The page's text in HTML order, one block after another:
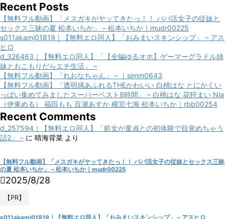
Recent Posts
【無料フル動画】「メスガキがヤッてきたっ！！ パパ活女子の従妹と
セックス三昧の夏 松本いちか」 – 松本いちか｜mudr00225
s011akamj01819｜【無料エロ同人】「おみまいスキンシップ」 – アス
ヒロ
d_326463｜【無料エロ同人】「【全編ゆるオホ】ゲーマーグラドル姉
妹とおこもりだらエチ生活」 –
【無料フル動画】「れおなちゃん」 – ｜simm0643
【無料フル動画】「透明感あふれるTHEかわいい 白桃はな とにかくい
っぱい集めてみましたスーパーベスト8時間」 – 白桃はな 花狩まい Nia
（伊東める） 福田もも 百瀬あすか 横宮七海 松本いちか｜rbb00254
Recent Comments
d_257594｜【無料エロ同人】「処女が童貞との初体験で目覚めちゃう
話2」 – に 晴海背菜 より
【無料フル動画】「メスガキがヤッてきたっ！！ パパ活女子の従妹とセックス三昧
の夏 松本いちか」 – 松本いちか｜mudr00225
2025/8/28
【PR】
s011akamj01819｜【無料エロ同人】「おみまいスキンシップ」 – アスヒロ